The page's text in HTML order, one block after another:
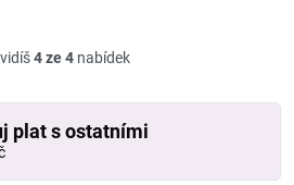
4 ze 4 nabídek
plat s ostatními